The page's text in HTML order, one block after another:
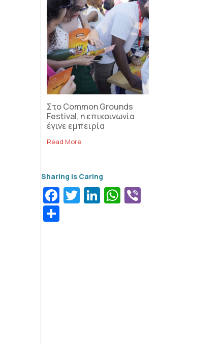
Στο Common Grounds
Festival, η επικοινωνία
έγινε εμπειρία
Read More
Facebook
Twitter
LinkedIn
WhatsApp